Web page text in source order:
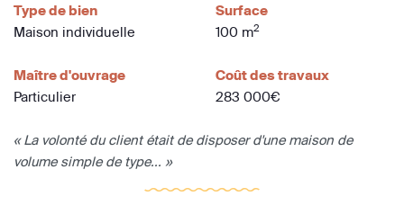
Type de bien
Maison individuelle
Surface
100 m2
Maître d'ouvrage
Particulier
Coût des travaux
283 000€
« La volonté du client était de disposer d'une maison de
volume simple de type... »